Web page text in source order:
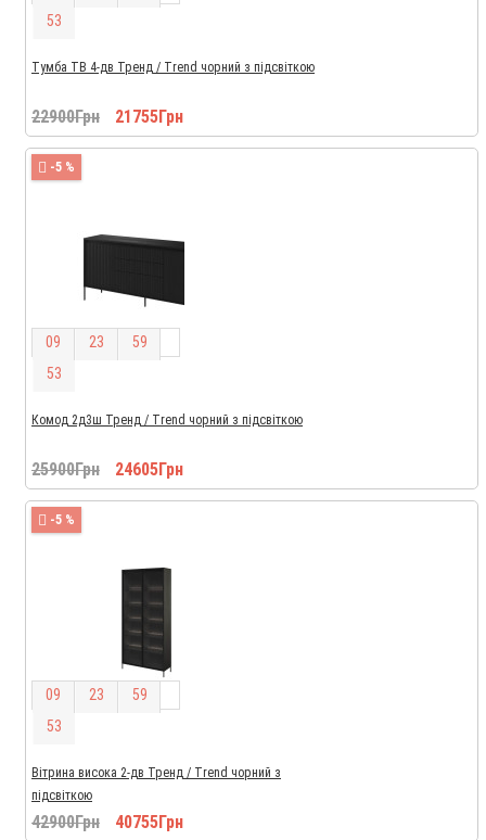
52
Тумба ТВ 4-дв Тренд / Trend чорний з підсвіткою
22900Грн 21755Грн
-5 %
09 23 59
52
Комод 2д3ш Тренд / Trend чорний з підсвіткою
25900Грн 24605Грн
-5 %
09 23 59
52
Вітрина висока 2-дв Тренд / Trend чорний з
підсвіткою
42900Грн 40755Грн